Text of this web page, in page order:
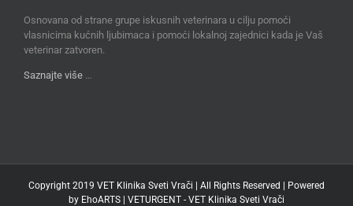
Osnovana od strane grupe iskusnih veterinara u cilju pomoći
vlasnicima kućnih ljubimaca i pomoći lokalnoj zajednici kada je Vaš
veterinar zatvoren.
Saznajte više …
Copyright 2019 VET Klinika Sveti Vrači | All Rights Reserved | Powered
by EhoARTS VETURGENT - VET Klinika Sveti Vrači